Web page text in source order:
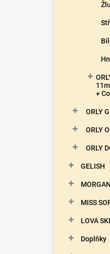
+
ORLY
ORLY
ORLY
GELISH
MISS
LOVA
Doplňky